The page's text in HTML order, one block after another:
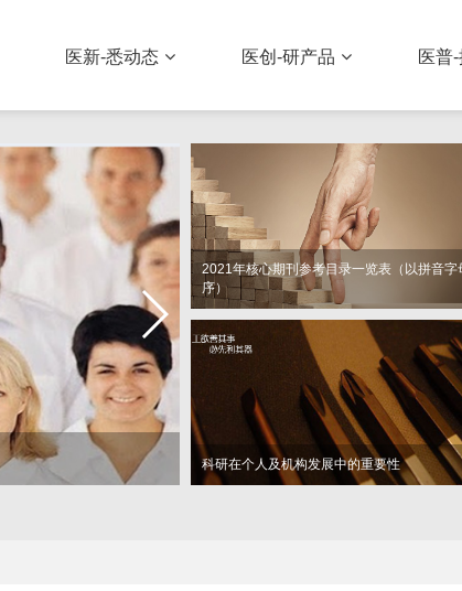
医新-悉动态 医创-研产品 医普
逐鹿基层谁胜？静观太极演变
2021年核心期刊参考目录一览表（以拼音字
序）
科研在个人及机构发展中的重要性